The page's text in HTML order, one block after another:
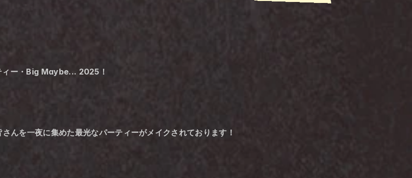
ィー・Big Maybe... 2025！
んを一夜に集めた最光なパーティーがメイクされております！